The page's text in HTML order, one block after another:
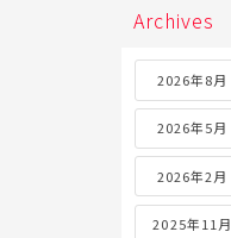
Archives
2026年8月
2026年5月
2026年2月
2025年11月